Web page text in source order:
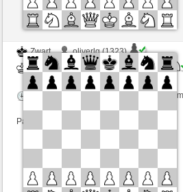
Zwart
oliverlg (1323)
Wit
mnauerATgmxCH (1365)
Speelduur: 3 minutes/side + 2 seconds/
Partij telt mee voor de ranglijst